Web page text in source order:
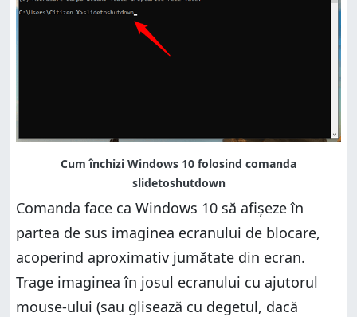
Comanda face ca Windows 10 să afișeze în
partea de sus imaginea ecranului de blocare,
acoperind aproximativ jumătate din ecran.
Trage imaginea în josul ecranului cu ajutorul
mouse-ului (sau glisează cu degetul, dacă